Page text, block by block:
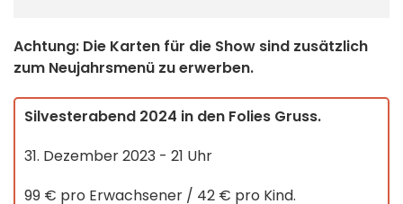
Achtung: Die Karten für die Show sind zusätzlich
zum Neujahrsmenü zu erwerben.
Silvesterabend 2024 in den Folies Gruss.
31. Dezember 2023 - 21 Uhr
99 € pro Erwachsener / 42 € pro Kind.